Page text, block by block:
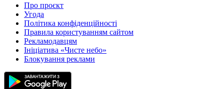
Про проєкт
Угода
Політика конфіденційності
Правила користуванням сайтом
Рекламодавцям
Ініціатива «Чисте небо»
Блокування реклами